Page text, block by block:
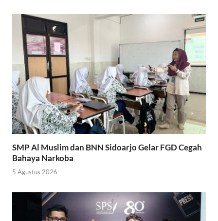
SMP Al Muslim dan BNN Sidoarjo Gelar FGD Cegah
Bahaya Narkoba
5 Agustus 2026